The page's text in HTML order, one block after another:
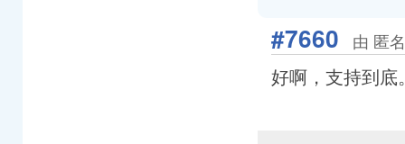
#7660 由 匿
好啊，支持到底